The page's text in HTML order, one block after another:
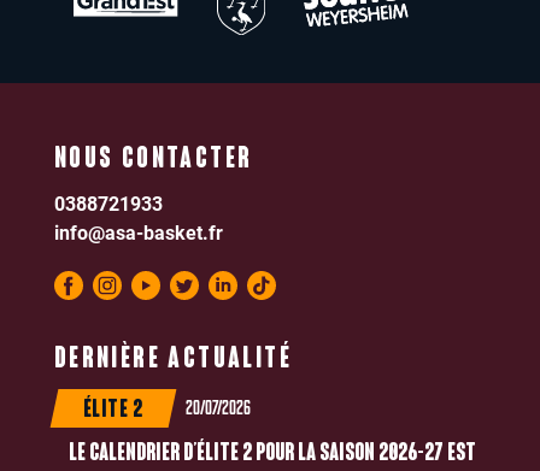
DERNIÈRE ACTUALITÉ
ÉLITE 2 20/07/2026
LE CALENDRIER D’ÉLITE 2 POUR LA SAISON 2026-27 EST
NOUS CONTACTER
0388721933
info@asa-basket.fr